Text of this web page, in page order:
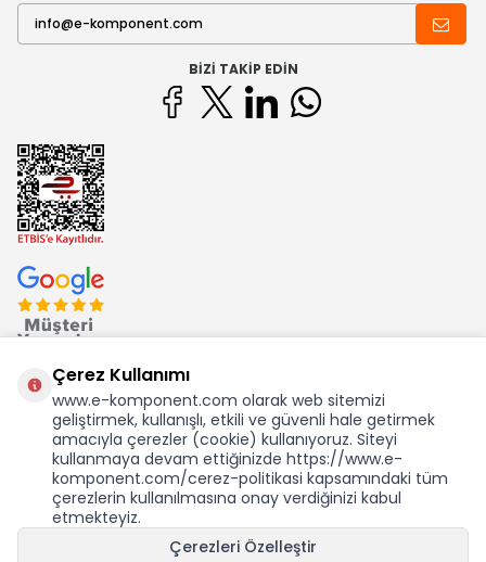
KDV Dahil Birim Fiyat
BIZI TAKIP EDIN
Ekom Elk. Elektronik San. ve Tic. A.Ş.'nin Tescilli Bir Markasıdır
Çerez Kullanımı
www.e-komponent.com olarak web sitemizi
geliştirmek, kullanışlı, etkili ve güvenli hale getirmek
amacıyla çerezler (cookie) kullanıyoruz. Siteyi
kullanmaya devam ettiğinizde https://www.e-
komponent.com/cerez-politikasi kapsamındaki tüm
çerezlerin kullanılmasına onay verdiğinizi kabul
etmekteyiz.
Çerezleri Özelleştir